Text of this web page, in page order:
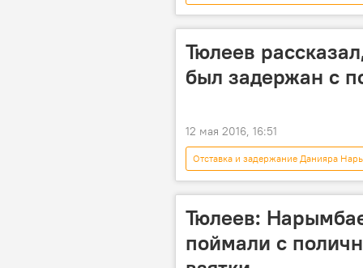
Задержание депутата Хаджимурата
Тюлеев
был задержан с
12 мая 2016, 16:51
Отставка и задержание Данияра
видео
Освобождение
Тюлеев:
поймали с